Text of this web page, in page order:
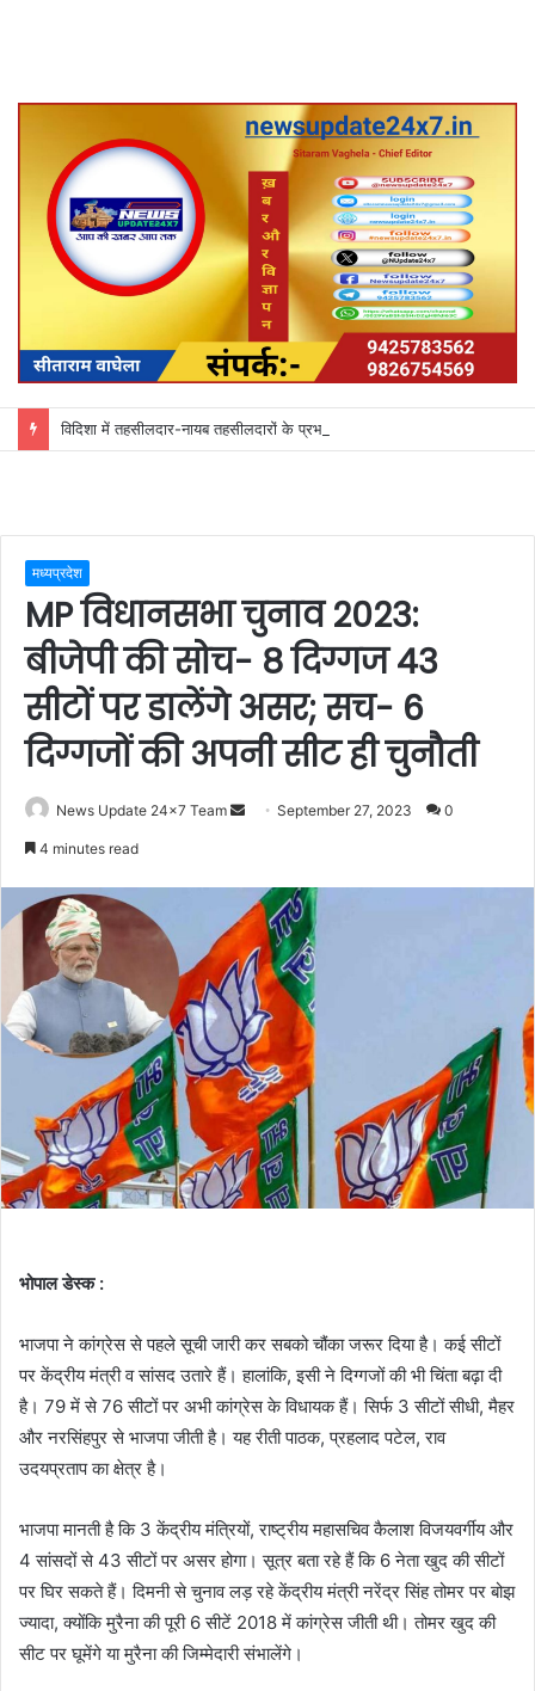
मध्यप्रदेश
MP विधानसभा चुनाव 2023:
बीजेपी की सोच- 8 दिग्गज 43
सीटों पर डालेंगे असर; सच- 6
दिग्गजों की अपनी सीट ही चुनौती
News Update 24x7 Team
Send September 27, 2023 0
4 minutes read
भोपाल डेस्क :
भाजपा ने कांग्रेस से पहले सूची जारी कर सबको चौंका जरूर दिया है। कई सीटों
पर केंद्रीय मंत्री व सांसद उतारे हैं। हालांकि, इसी ने दिग्गजों की भी चिंता बढ़ा दी
है। 79 में से 76 सीटों पर अभी कांग्रेस के विधायक हैं। सिर्फ 3 सीटों सीधी, मैहर
और नरसिंहपुर से भाजपा जीती है। यह रीती पाठक, प्रहलाद पटेल, राव
उदयप्रताप का क्षेत्र है।
भाजपा मानती है कि 3 केंद्रीय मंत्रियों, राष्ट्रीय महासचिव कैलाश विजयवर्गीय और
4 सांसदों से 43 सीटों पर असर होगा। सूत्र बता रहे हैं कि 6 नेता खुद की सीटों
पर घिर सकते हैं। दिमनी से चुनाव लड़ रहे केंद्रीय मंत्री नरेंद्र सिंह तोमर पर बोझ
ज्यादा, क्योंकि मुरैना की पूरी 6 सीटें 2018 में कांग्रेस जीती थी। तोमर खुद की
सीट पर घूमेंगे या मुरैना की जिम्मेदारी संभालेंगे।